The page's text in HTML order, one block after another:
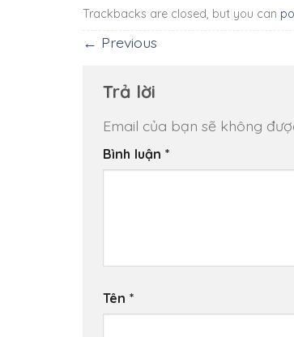
Trackbacks are closed, but you can
← Previous
Trả lời
Email của bạn sẽ không
Bình luận *
Tên *